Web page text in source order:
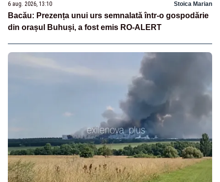
6 aug. 2026, 13:10 Stoica Marian
Bacău: Prezența unui urs semnalată într-o gospodărie
din orașul Buhuși, a fost emis RO-ALERT